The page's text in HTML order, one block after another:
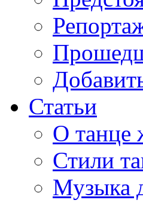
Статьи
О танце
Стили
Музыка